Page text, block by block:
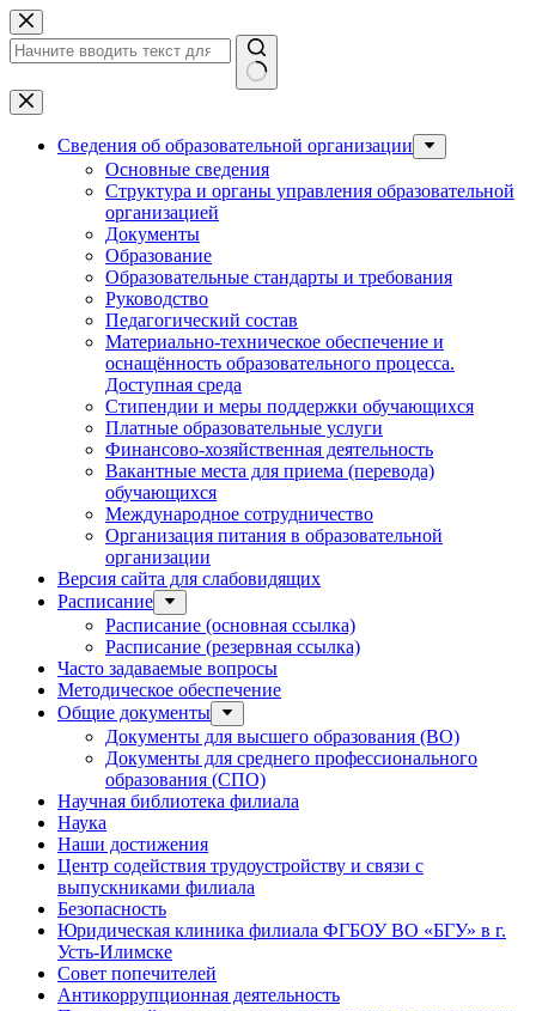
Перейти
к
сути
Ничего
не
найденоСведения об образовательной организации
Основные сведения
Структура и органы управления образовательной
организацией
Документы
Образование
Образовательные стандарты и требования
Руководство
Педагогический состав
Материально-техническое обеспечение и
оснащённость образовательного процесса.
Доступная среда
Стипендии и меры поддержки обучающихся
Платные образовательные услуги
Финансово-хозяйственная деятельность
Вакантные места для приема (перевода)
обучающихся
Международное сотрудничество
Организация питания в образовательной
организации
Версия сайта для слабовидящих
Расписание
Расписание (основная ссылка)
Расписание (резервная ссылка)
Часто задаваемые вопросы
Методическое обеспечение
Общие документы
Документы для высшего образования (ВО)
Документы для среднего профессионального
образования (СПО)
Научная библиотека филиала
Наука
Наши достижения
Центр содействия трудоустройству и связи с
выпускниками филиала
Безопасность
Юридическая клиника филиала ФГБОУ ВО «БГУ» в г.
Усть-Илимске
Совет попечителей
Антикоррупционная деятельность